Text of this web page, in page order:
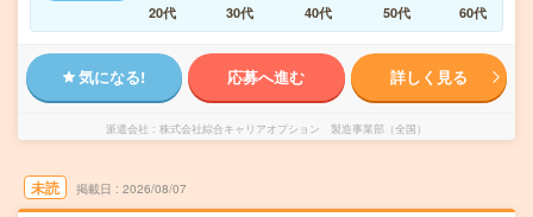
20代
30代 40代 50代 60代
気になる! 応募へ進む 詳しく見る
派遣会社 株式会社綜合キャリアオプション 製造事業部（全国）
未読 掲載日 2026/08/07